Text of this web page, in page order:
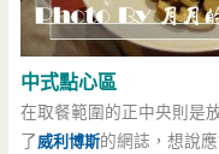
中式點心區
在取餐範圍的正中央則是
了威利博斯的網誌，想說